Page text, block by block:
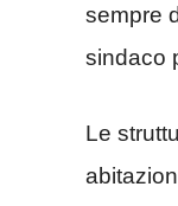
sempre
sindaco
Le